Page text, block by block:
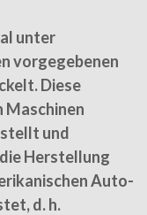
unter
vorgegebenen
Diese
und
Herstellung
Auto-
d. h.